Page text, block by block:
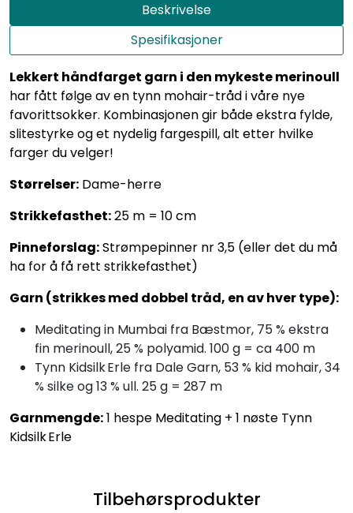
Beskrivelse
Spesifikasjoner
Lekkert håndfarget garn i den mykeste merinoull
har fått følge av en tynn mohair-tråd i våre nye
favorittsokker. Kombinasjonen gir både ekstra fylde,
slitestyrke og et nydelig fargespill, alt etter hvilke
farger du velger!
Størrelser: Dame-herre
Strikkefasthet:25 m = 10 cm
Pinneforslag:Strømpepinner nr 3,5 (eller det du må
ha for å få rett strikkefasthet)
Garn (strikkes med dobbel tråd, en av hver type):
Meditating in Mumbai fra Bæstmor, 75 % ekstra
fin merinoull, 25 % polyamid. 100 g = ca 400 m
Tynn Kidsilk Erle fra Dale Garn, 53 % kid mohair, 34
% silke og 13 % ull. 25 g = 287 m
Garnmengde:1 hespe Meditating + 1 nøste Tynn
Kidsilk Erle
Tilbehørsprodukter